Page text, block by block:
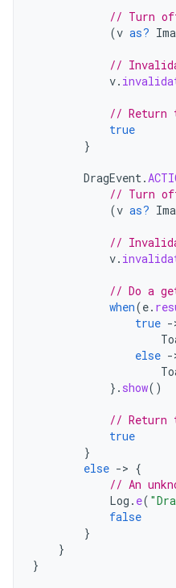
// Turn
(v as?
//
v.
// Return
true
}
DragEvent.
// Turn
(v as?
//
v.
// Do a
when(e.
true -
else -
}. show()
// Return
true
}
else -> {
// An
Log . e(
false
}
}
}